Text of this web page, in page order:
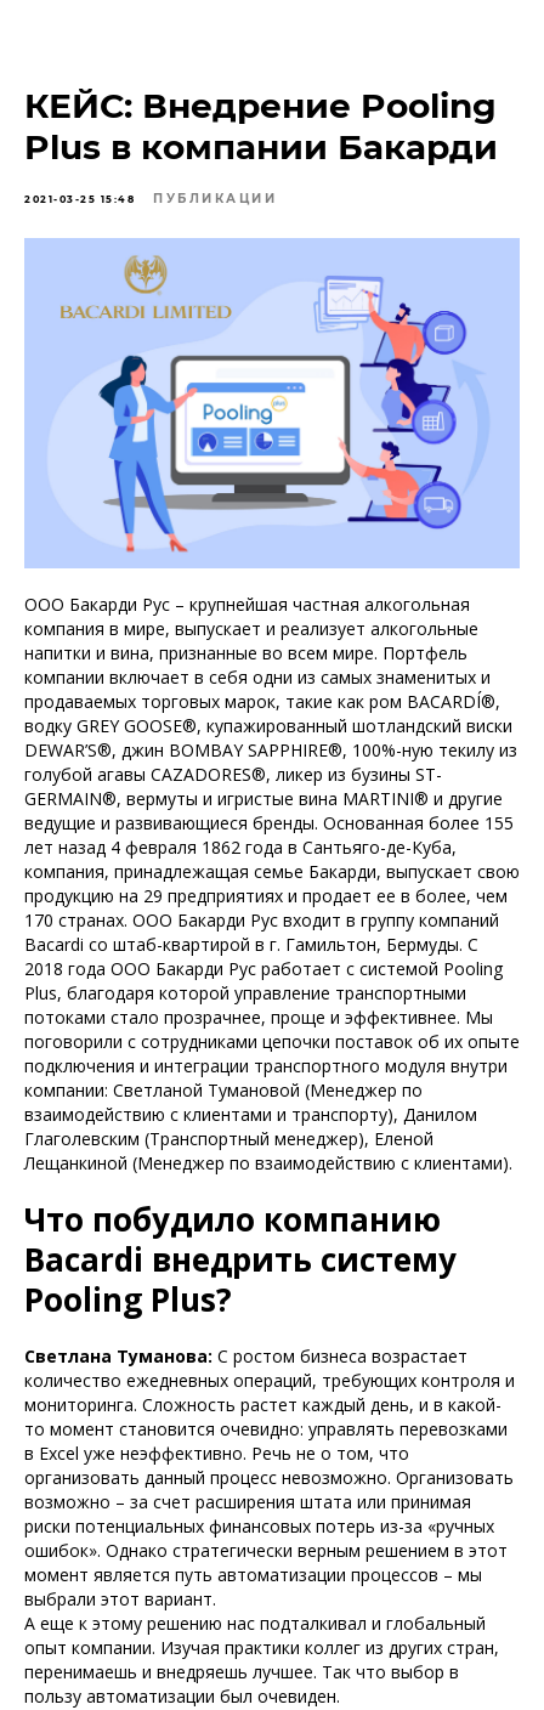
КЕЙС: Внедрение Pooling
Plus в компании Бакарди
2021-03-25 15:48 ПУБЛИКАЦИИ
ООО Бакарди Рус – крупнейшая частная алкогольная
компания в мире, выпускает и реализует алкогольные
напитки и вина, признанные во всем мире. Портфель
компании включает в себя одни из самых знаменитых и
продаваемых торговых марок, такие как ром BACARDÍ®,
водку GREY GOOSE®, купажированный шотландский виски
DEWAR’S®, джин BOMBAY SAPPHIRE®, 100%-ную текилу из
голубой агавы CAZADORES®, ликер из бузины ST-
GERMAIN®, вермуты и игристые вина MARTINI® и другие
ведущие и развивающиеся бренды. Основанная более 155
лет назад 4 февраля 1862 года в Сантьяго-де-Куба,
компания, принадлежащая семье Бакарди, выпускает свою
продукцию на 29 предприятиях и продает ее в более, чем
170 странах. ООО Бакарди Рус входит в группу компаний
Bacardi со штаб-квартирой в г. Гамильтон, Бермуды. С
2018 года ООО Бакарди Рус работает с системой Pooling
Plus, благодаря которой управление транспортными
потоками стало прозрачнее, проще и эффективнее. Мы
поговорили с сотрудниками цепочки поставок об их опыте
подключения и интеграции транспортного модуля внутри
компании: Светланой Тумановой (Менеджер по
взаимодействию с клиентами и транспорту), Данилом
Глаголевским (Транспортный менеджер), Еленой
Лещанкиной (Менеджер по взаимодействию с клиентами).
Что побудило компанию
Bacardi внедрить систему
Pooling Plus?
Светлана Туманова: С ростом бизнеса возрастает
количество ежедневных операций, требующих контроля и
мониторинга. Сложность растет каждый день, и в какой-
то момент становится очевидно: управлять перевозками
в Excel уже неэффективно. Речь не о том, что
организовать данный процесс невозможно. Организовать
возможно – за счет расширения штата или принимая
риски потенциальных финансовых потерь из-за «ручных
ошибок». Однако стратегически верным решением в этот
момент является путь автоматизации процессов – мы
выбрали этот вариант.
А еще к этому решению нас подталкивал и глобальный
опыт компании. Изучая практики коллег из других стран,
перенимаешь и внедряешь лучшее. Так что выбор в
пользу автоматизации был очевиден.